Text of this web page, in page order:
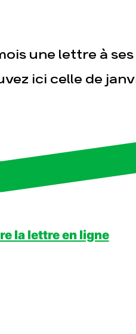
une lettre à
ici celle de
la lettre en ligne